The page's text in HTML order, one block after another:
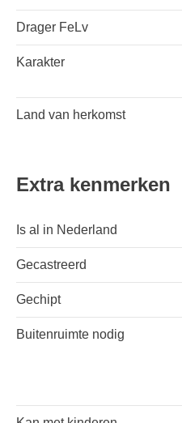
Drager FeLv
Karakter
Land van herkomst
Extra kenmerken
Is al in Nederland
Gecastreerd
Gechipt
Buitenruimte nodig